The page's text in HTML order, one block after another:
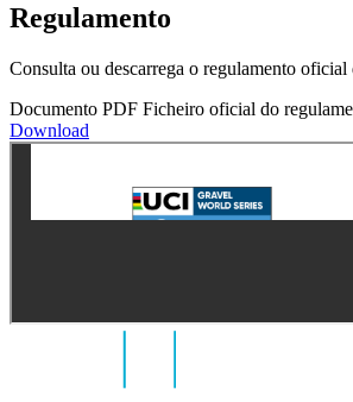
Regulamento
Consulta ou descarrega o regulamento oficial
Documento PDF Ficheiro oficial do
Download